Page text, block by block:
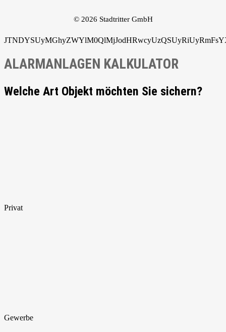
© 2026 Stadtritter GmbH
ALARMANLAGEN KALKULATOR
Welche Art Objekt möchten Sie sichern?
Privat
Gewerbe